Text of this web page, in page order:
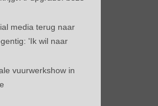
media terug naar
'Ik wil naar
vuurwerkshow in